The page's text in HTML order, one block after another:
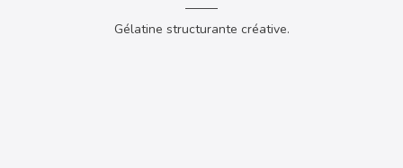
Gélatine structurante créative.